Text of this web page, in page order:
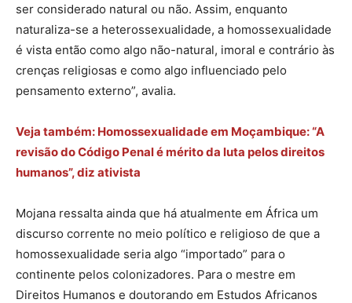
ser considerado natural ou não. Assim, enquanto
naturaliza-se a heterossexualidade, a homossexualidade
é vista então como algo não-natural, imoral e contrário às
crenças religiosas e como algo influenciado pelo
pensamento externo”, avalia.
Veja também: Homossexualidade em Moçambique: “A
revisão do Código Penal é mérito da luta pelos direitos
humanos”, diz ativista
Mojana ressalta ainda que há atualmente em África um
discurso corrente no meio político e religioso de que a
homossexualidade seria algo “importado” para o
continente pelos colonizadores. Para o mestre em
Direitos Humanos e doutorando em Estudos Africanos